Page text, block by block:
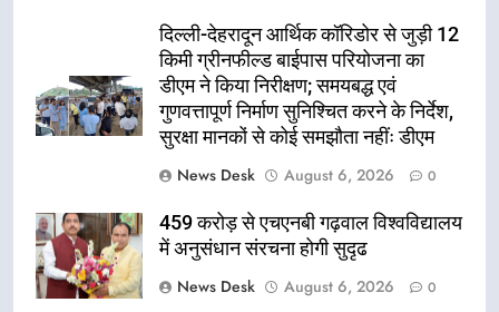
दिल्ली-देहरादून आर्थिक कॉरिडोर से जुड़ी 12
किमी ग्रीनफील्ड बाईपास परियोजना का
डीएम ने किया निरीक्षण; समयबद्ध एवं
गुणवत्तापूर्ण निर्माण सुनिश्चित करने के निर्देश,
सुरक्षा मानकों से कोई समझौता नहींः डीएम
News Desk
August 6, 2026 0
459 करोड़ से एचएनबी गढ़वाल विश्वविद्यालय
में अनुसंधान संरचना होगी सुदृढ
News Desk
August 6, 2026 0